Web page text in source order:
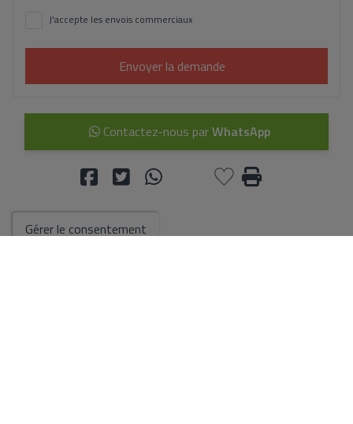
J'accepte les envois commerciaux
Envoyer la demande
Contactez-nous parWhatsApp
Gérer le consentement